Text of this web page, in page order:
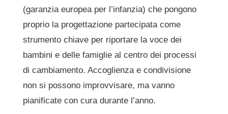
(garanzia europea per l’infanzia) che pongono
proprio la progettazione partecipata come
strumento chiave per riportare la voce dei
bambini e delle famiglie al centro dei processi
di cambiamento. Accoglienza e condivisione
non si possono improvvisare, ma vanno
pianificate con cura durante l’anno.